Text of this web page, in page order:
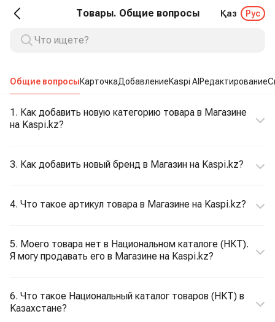
Товары. Общие вопросы Қаз Рус
Общие вопросыКарточкаДобавлениеKaspi AI Редактирование
1. Как добавить новую категорию товара в Магазине
на Kaspi.kz?
3. Как добавить новый бренд в Магазин на Kaspi.kz?
4. Что такое артикул товара в Магазине на Kaspi.kz?
5. Моего товара нет в Национальном каталоге (НКТ).
Я могу продавать его в Магазине на Kaspi.kz?
6. Что такое Национальный каталог товаров (НКТ) в
Kaзахстане?